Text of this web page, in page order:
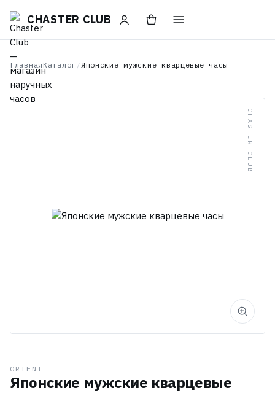
CHASTER CLUB
Главная Каталог /Японские мужские кварцевые часы
CHASTER CLUB
ORIENT
Японские мужские кварцевые